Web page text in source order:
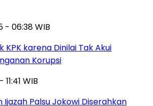
- 06:38 WIB
KPK karena Dinilai Tak Akui
Korupsi
WIB
Ijazah Palsu Jokowi Diserahkan